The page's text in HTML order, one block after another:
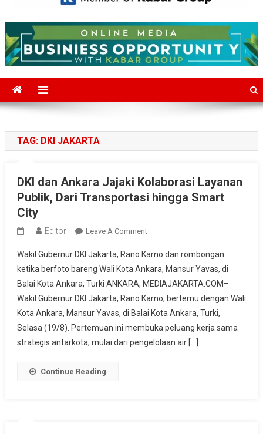
Mediajakarta.com
TAG: DKI JAKARTA
DKI dan Ankara Jajaki Kolaborasi Layanan
Publik, Dari Transportasi hingga Smart
City
Editor Leave A CommentOn
Dan
Ankara
Jajaki
Kolaborasi
Layanan
Publik,
Dari
Wakil Gubernur DKI Jakarta, Rano Karno dan rombongan
ketika berfoto bareng Wali Kota Ankara, Mansur Yavas, di
Balai Kota Ankara, Turki ANKARA, MEDIAJAKARTA.COM–
Wakil Gubernur DKI Jakarta, Rano Karno, bertemu dengan Wali
Kota Ankara, Mansur Yavas, di Balai Kota Ankara, Turki,
Selasa (19/8). Pertemuan ini membuka peluang kerja sama
strategis antarkota, mulai dari pengelolaan air […]
Continue Reading